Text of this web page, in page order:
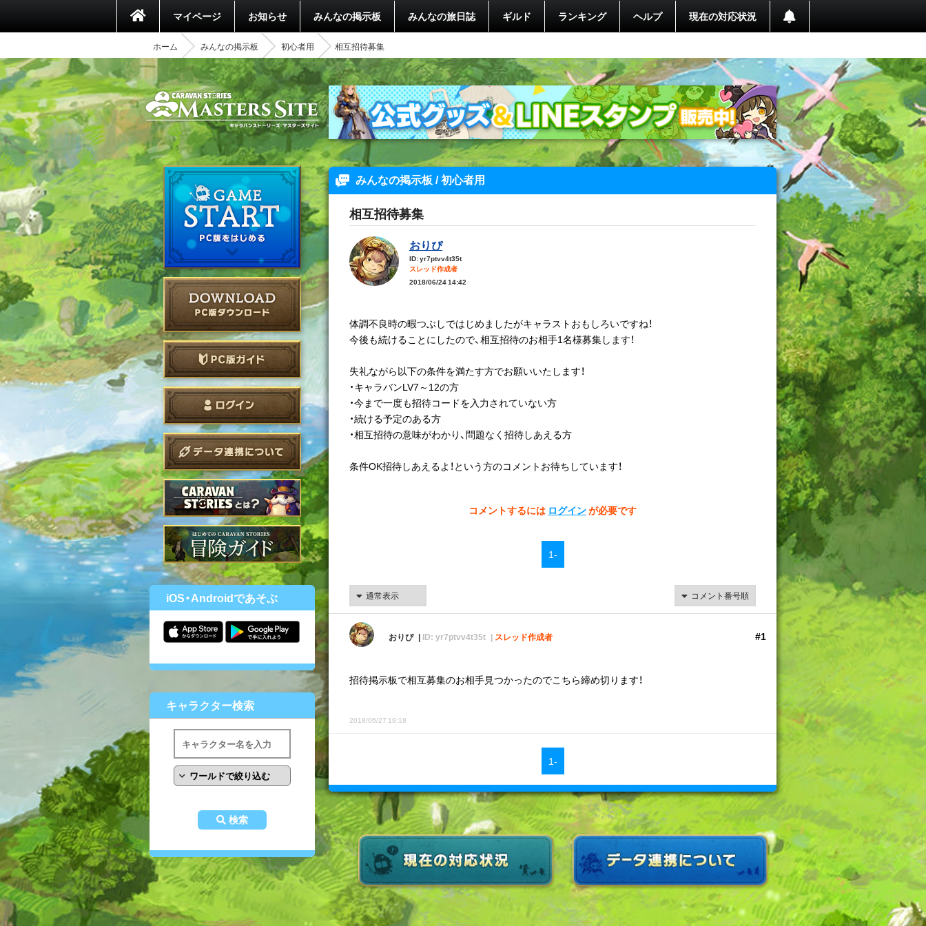
マイページ お知らせ みんなの掲示板 みんなの旅日誌 ギルド ランキング ヘルプ 現在の対応状況
ホーム みんなの掲示板 初心者用 相互招待募集
iOS・Androidであそぶ
キャラクター検索
検索
みんなの掲示板 / 初心者用
相互招待募集
おりぴ
ID: yr7ptvv4t35t
スレッド作成者
2018/06/24 14:42
体調不良時の暇つぶしではじめましたがキャラストおもしろいですね！
今後も続けることにしたので、相互招待のお相手1名様募集します！
失礼ながら以下の条件を満たす方でお願いいたします！
・キャラバンLV7～12の方
・今まで一度も招待コードを入力されていない方
・続ける予定のある方
・相互招待の意味がわかり、問題なく招待しあえる方
条件OK招待しあえるよ！という方のコメントお待ちしています！
コメントするには ログインが必要です
1-
おりぴ ID: yr7ptvv4t35t スレッド作成者 #1
招待掲示板で相互募集のお相手見つかったのでこちら締め切ります！
2018/06/27 19:18
1-